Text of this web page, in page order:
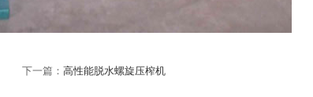
下一篇： 高性能脱水螺旋压榨机